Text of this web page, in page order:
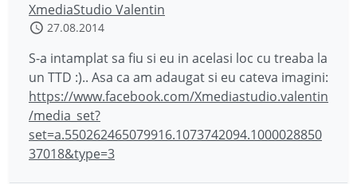
XmediaStudio Valentin
27.08.2014
S-a intamplat sa fiu si eu in acelasi loc cu treaba la
un TTD :).. Asa ca am adaugat si eu cateva imagini:
https://www.facebook.com/Xmediastudio.valentin
/media_set?
set=a.550262465079916.1073742094.1000028850
37018&type=3